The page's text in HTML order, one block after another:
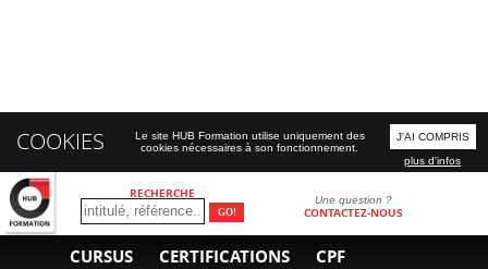
RECHERCHE Une question ?
CONTACTEZ-NOUS
CURSUS CERTIFICATIONS CPF
COOKIES
Le site HUB Formation utilise uniquement des
cookies nécessaires à son fonctionnement.
J'AI COMPRIS
plus d'infos